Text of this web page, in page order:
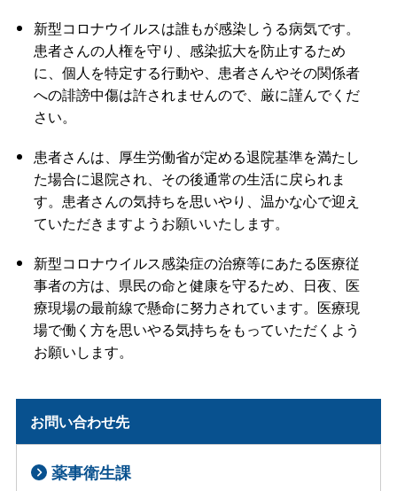
新型コロナウイルスは誰もが感染しうる病気です。
患者さんの人権を守り、感染拡大を防止するため
に、個人を特定する行動や、患者さんやその関係者
への誹謗中傷は許されませんので、厳に謹んでくだ
さい。
患者さんは、厚生労働省が定める退院基準を満たし
た場合に退院され、その後通常の生活に戻られま
す。患者さんの気持ちを思いやり、温かな心で迎え
ていただきますようお願いいたします。
新型コロナウイルス感染症の治療等にあたる医療従
事者の方は、県民の命と健康を守るため、日夜、医
療現場の最前線で懸命に努力されています。医療現
場で働く方を思いやる気持ちをもっていただくよう
お願いします。
お問い合わせ先
薬事衛生課